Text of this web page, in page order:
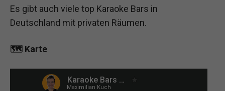
Es gibt auch viele top Karaoke Bars in
Deutschland mit privaten Räumen.
🗺️ Karte